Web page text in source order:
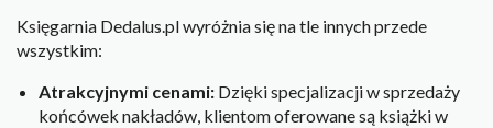
Księgarnia Dedalus.pl wyróżnia się na tle innych przede
wszystkim:
Atrakcyjnymi cenami: Dzięki specjalizacji w sprzedaży
końcówek nakładów, klientom oferowane są książki w